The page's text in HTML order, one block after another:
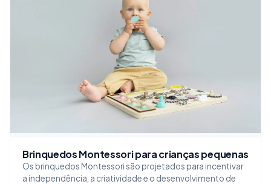
Brinquedos Montessori para crianças pequenas
Os brinquedos Montessori são projetados para incentivar
a independência, a criatividade e o desenvolvimento de